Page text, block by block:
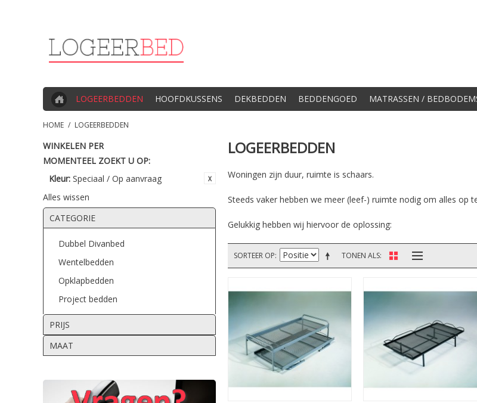
LOGEERBEDDEN HOOFDKUSSENS DEKBEDDEN BEDDENGOED MATRASSEN /
HOME / LOGEERBEDDEN
WINKELEN PER
MOMENTEEL ZOEKT U OP:
Kleur: Speciaal / Op aanvraag
Alles wissen
CATEGORIE
Dubbel Divanbed
Wentelbedden
Opklapbedden
Project bedden
PRIJS
MAAT
LOGEERBEDDEN
Woningen zijn duur, ruimte is schaars.
Steeds vaker hebben we meer (leef-) ruimte nodig om alles op
Gelukkig hebben wij hiervoor de oplossing:
TONEN ALS
SORTEER OP